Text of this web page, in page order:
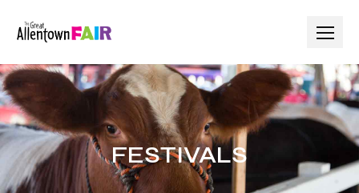
FESTIVALS